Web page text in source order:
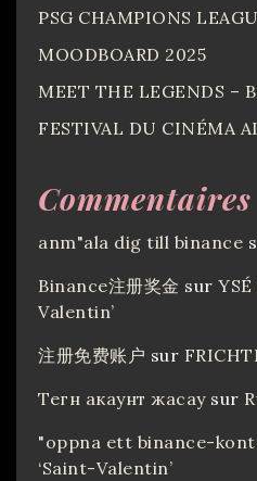
PSG CHAMPIONS
MOODBOARD 2025
MEET THE LEGENDS –
FESTIVAL DU CINÉMA
anm"ala dig till binance
Binance注册奖金 sur
Valentin’
注册免费账户 sur
Тегн акаунт жасауsur
"oppna ett binance-
‘Saint-Valentin’